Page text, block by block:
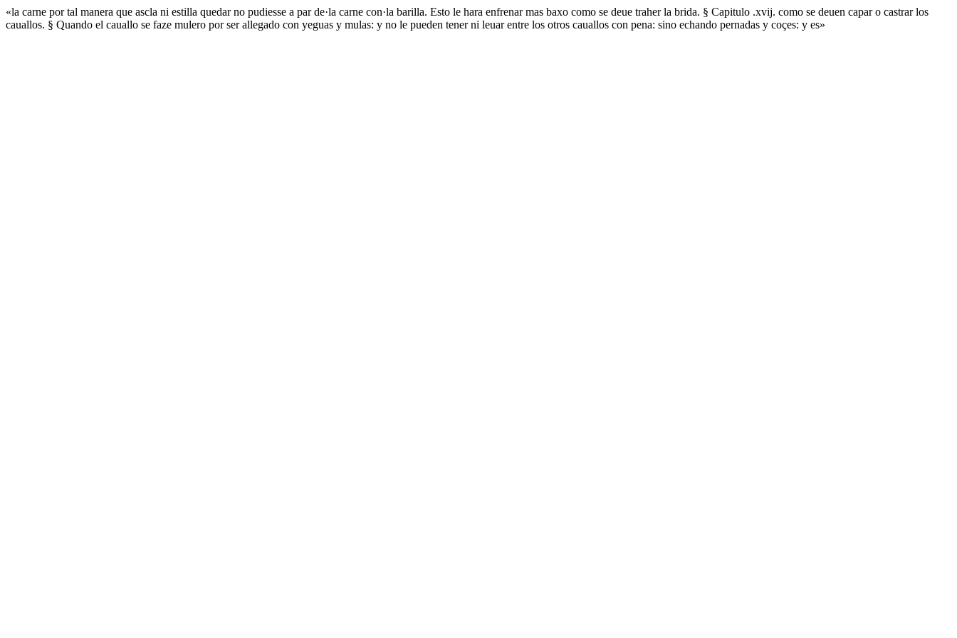
«la carne por tal manera que ascla ni estilla quedar no pudiesse a par de·la carne con·la barilla. Esto le hara enfrenar mas baxo como se deue traher la brida. § Capitulo .xvij. como se deuen capar o castrar los
cauallos. § Quando el cauallo se faze mulero por ser allegado con yeguas y mulas: y no le pueden tener ni leuar entre los otros cauallos con pena: sino echando pernadas y coçes: y es»